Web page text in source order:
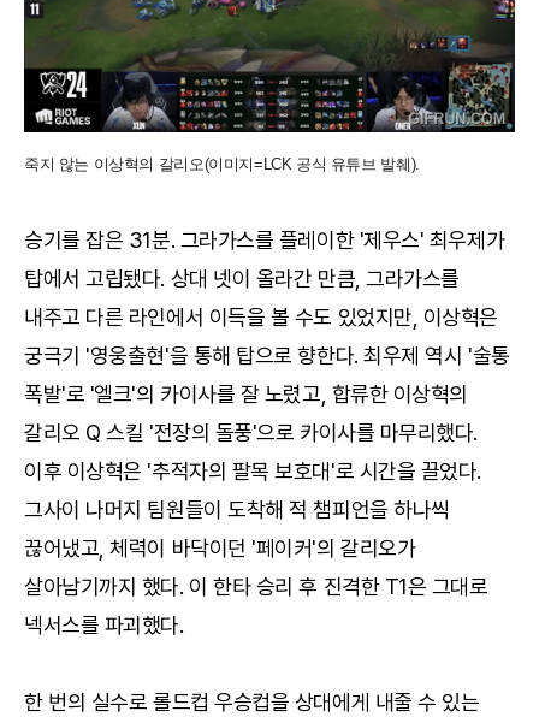
죽지 않는 이상혁의 갈리오(이미지=LCK 공식 유튜브 발췌).
승기를 잡은 31분. 그라가스를 플레이한 '제우스' 최우제가
탑에서 고립됐다. 상대 넷이 올라간 만큼, 그라가스를
내주고 다른 라인에서 이득을 볼 수도 있었지만, 이상혁은
궁극기 '영웅출현'을 통해 탑으로 향한다. 최우제 역시 '술통
폭발'로 '엘크'의 카이사를 잘 노렸고, 합류한 이상혁의
갈리오 Q 스킬 '전장의 돌풍'으로 카이사를 마무리했다.
이후 이상혁은 '추적자의 팔목 보호대'로 시간을 끌었다.
그사이 나머지 팀원들이 도착해 적 챔피언을 하나씩
끊어냈고, 체력이 바닥이던 '페이커'의 갈리오가
살아남기까지 했다. 이 한타 승리 후 진격한 T1은 그대로
넥서스를 파괴했다.
한 번의 실수로 롤드컵 우승컵을 상대에게 내줄 수 있는